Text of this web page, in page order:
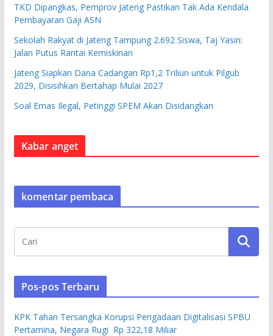
TKD Dipangkas, Pemprov Jateng Pastikan Tak Ada Kendala
Pembayaran Gaji ASN
Sekolah Rakyat di Jateng Tampung 2.692 Siswa, Taj Yasin:
Jalan Putus Rantai Kemiskinan
Jateng Siapkan Dana Cadangan Rp1,2 Triliun untuk Pilgub
2029, Disisihkan Bertahap Mulai 2027
Soal Emas Ilegal, Petinggi SPEM Akan Disidangkan
Kabar anget
komentar pembaca
Pos-pos Terbaru
KPK Tahan Tersangka Korupsi Pengadaan Digitalisasi SPBU
Pertamina, Negara Rugi Rp 322,18 Miliar